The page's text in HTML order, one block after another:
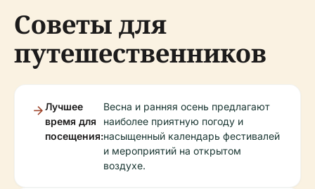
Советы для
путешественников
Лучшее
время для
посещения:
Весна и ранняя осень предлагают
наиболее приятную погоду и
насыщенный календарь фестивалей
и мероприятий на открытом
воздухе.